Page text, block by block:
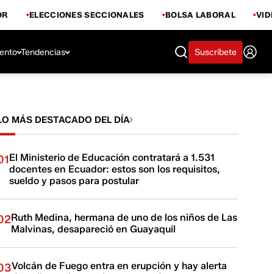
ELECCIONES SECCIONALES BOLSA LABORAL
Tendencias Suscríbete
MÁS DESTACADO DEL DÍA
El Ministerio de Educación contratará a 1.531
docentes en Ecuador: estos son los requisitos,
sueldo y pasos para postular
Ruth Medina, hermana de uno de los niños de Las
Malvinas, desapareció en Guayaquil
Volcán de Fuego entra en erupción y hay alerta